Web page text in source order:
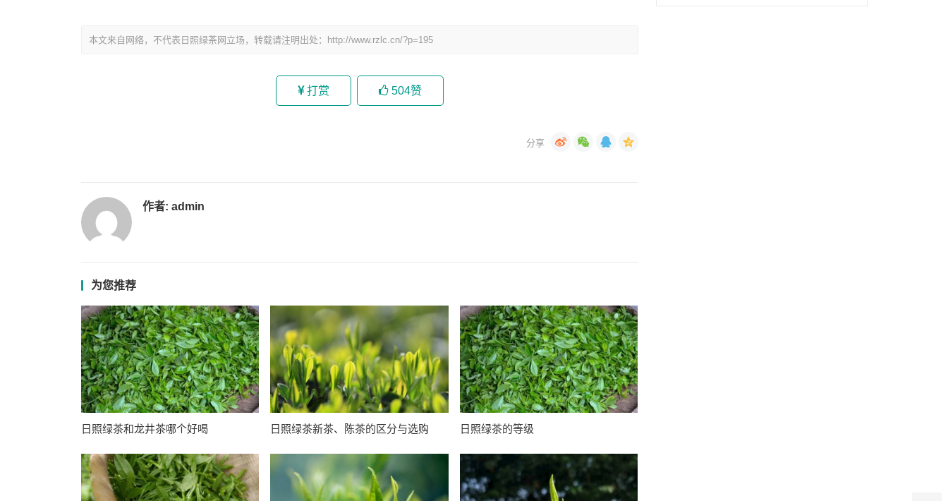
本文来自网络，不代表日照绿茶网立场，转载请注明出处：http://www.rzlc.cn/?p=195
打赏 504赞
作者: admin
为您推荐
日照绿茶和龙井茶哪个好喝 日照绿茶新茶、陈茶的区分与选购 日照绿茶的等级